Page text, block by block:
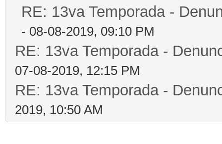
RE: 13va Temporada -
- 08-08-2019, 09:10 PM
RE: 13va Temporada -
07-08-2019, 12:15 PM
RE: 13va Temporada -
2019, 10:50 AM